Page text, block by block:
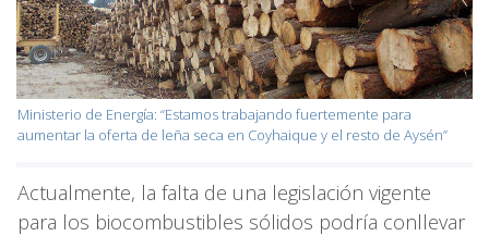
Ministerio de Energía: “Estamos trabajando fuertemente para
aumentar la oferta de leña seca en Coyhaique y el resto de Aysén”
Actualmente, la falta de una legislación vigente
para los biocombustibles sólidos podría conllevar